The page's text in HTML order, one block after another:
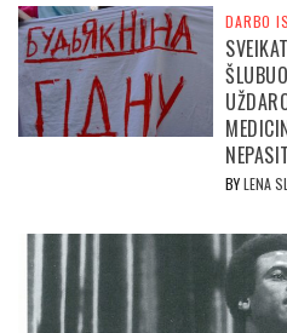
DARBO
BYLENA